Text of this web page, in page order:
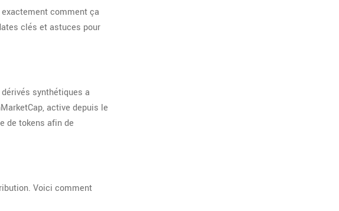
exactement comment ça
clés et astuces pour
synthétiques a
active depuis le
de tokens afin de
Voici comment